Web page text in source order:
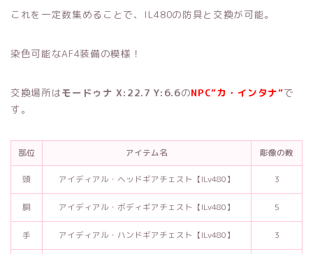
これを一定数集めることで、IL480の防具と交換が可能。
染色可能なAF4装備の模様！
交換場所はモードゥナ X:22.7 Y:6.6のNPC”カ・インタナ”で
す。
部位 アイテム名 彫像の数
頭 アイディアル・ヘッドギアチェスト【ILv480】 3
胴 アイディアル・ボディギアチェスト【ILv480】 5
手 アイディアル・ハンドギアチェスト【ILv480】 3